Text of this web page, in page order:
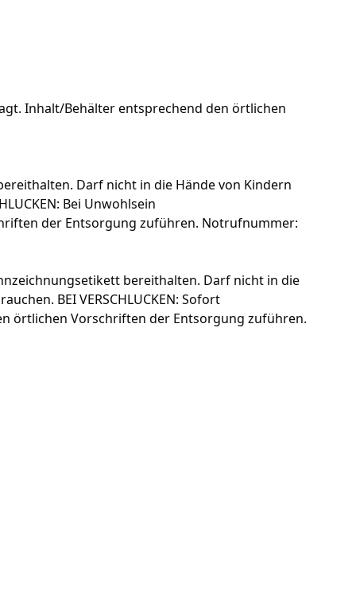
Inhalt/Behälter entsprechend den örtlichen
Darf nicht in die Hände von Kindern
Bei Unwohlsein
der Entsorgung zuführen. Notrufnummer:
bereithalten. Darf nicht in die
BEI VERSCHLUCKEN: Sofort
örtlichen Vorschriften der Entsorgung zuführen.